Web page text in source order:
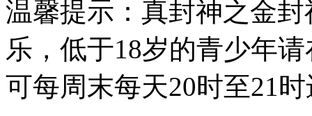
温馨提示：真封神之金
乐，低于18岁的青少年
可每周末每天20时至21